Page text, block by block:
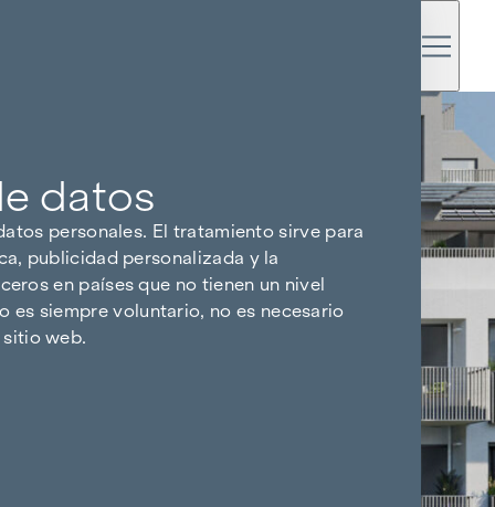
datos
personales. El tratamiento sirve para
publicidad personalizada y la
en países que no tienen un nivel
es siempre voluntario, no es necesario
web.